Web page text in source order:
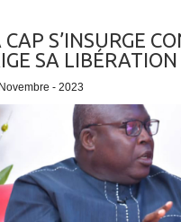
CAP S’INSURGE
SA LIBÉRATION
- 2023